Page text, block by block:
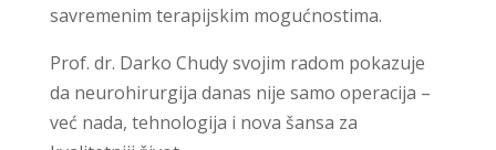
savremenim terapijskim mogućnostima.
Prof. dr. Darko Chudysvojim radom pokazuje
da neurohirurgija danas nije samo operacija –
već nada, tehnologija i nova šansa za